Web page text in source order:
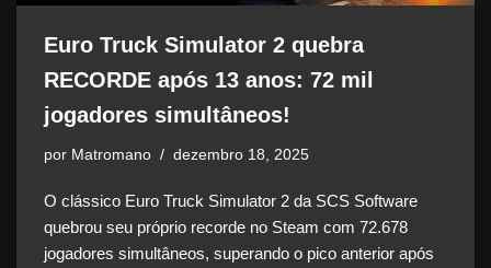
Euro Truck Simulator 2 quebra
RECORDE após 13 anos: 72 mil
jogadores simultâneos!
por Matromano dezembro 18, 2025
O clássico Euro Truck Simulator 2 da SCS Software
quebrou seu próprio recorde no Steam com 72.678
jogadores simultâneos, superando o pico anterior após